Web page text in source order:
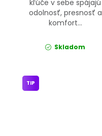
kľúče v sebe spájajú
odolnosť, presnosť a
komfort...
Skladom
TIP